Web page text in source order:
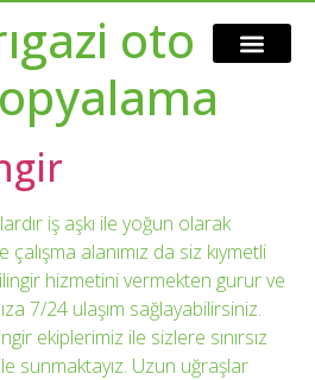
oto
iş aşkı ile yoğun olarak
çalışma alanımız da siz kıymetli
hizmetini vermekten gurur ve
7/24 ulaşım sağlayabilirsiniz.
ekiplerimiz ile sizlere sınırsız
sunmaktayız. Uzun uğraşlar